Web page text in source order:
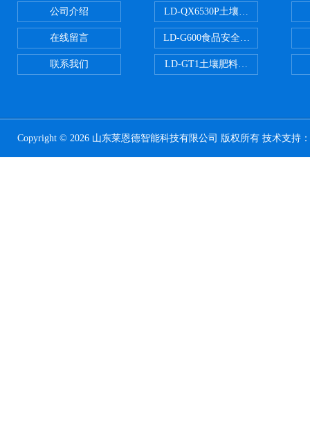
公司介绍
在线留言
联系我们
LD-QX6530P土壤氧化还原电位检
LD-G600食品安全检测仪
LD-GT1土壤肥料养分检测仪
Copyright © 2026 山东莱恩德智能科技有限公司 版权所有 技术支持：